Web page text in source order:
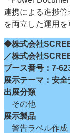
連携による進捗
を両立した運用を
◆株式会社
／株式会社
ブース番号：7-
展示テーマ：安
出展分類
その他
展示製品
警告ラベル作成